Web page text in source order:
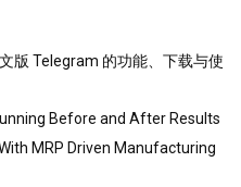
版 Telegram 的功能、下载与使
Before and After Results
MRP Driven Manufacturing